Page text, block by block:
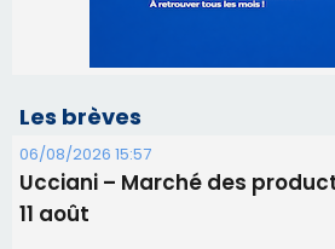
Les brèves
06/08/2026 15:57
Ucciani – Marché des
11 août